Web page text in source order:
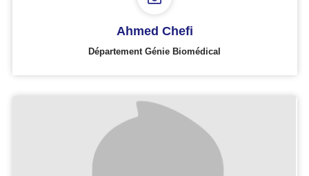
Ahmed Chefi
Département Génie Biomédical